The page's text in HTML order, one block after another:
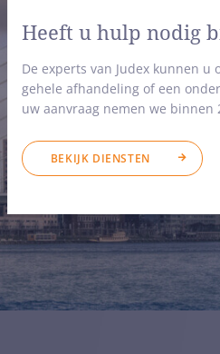
Heeft u hulp nodig
De experts van Judex kunnen
gehele afhandeling of een
uw aanvraag nemen we
BEKIJK DIENSTEN